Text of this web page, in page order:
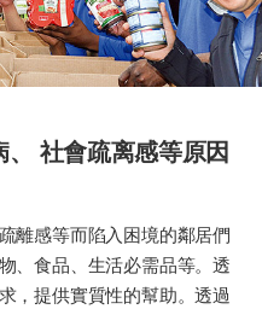
社會疏离感等原因
離感等而陷入困境的鄰居們
、食品、生活必需品等。透
，提供實質性的幫助。透過